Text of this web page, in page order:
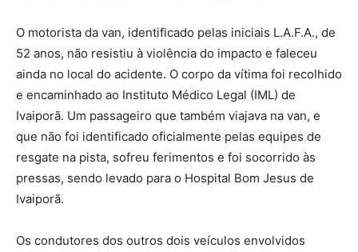
O motorista da van, identificado pelas iniciais L.A.F.A., de
52 anos, não resistiu à violência do impacto e faleceu
ainda no local do acidente. O corpo da vítima foi recolhido
e encaminhado ao Instituto Médico Legal (IML) de
Ivaiporã. Um passageiro que também viajava na van, e
que não foi identificado oficialmente pelas equipes de
resgate na pista, sofreu ferimentos e foi socorrido às
pressas, sendo levado para o Hospital Bom Jesus de
Ivaiporã.
Os condutores dos outros dois veículos envolvidos